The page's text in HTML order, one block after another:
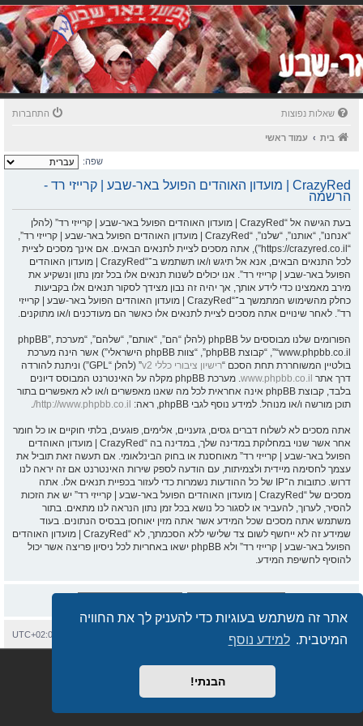
אתר זה משתמש בעוגיות כדי להעניק לך את החוויה
המיטבית. למידע נוסף
הבנתי!
שאלות נפוצות התחברות
בית עמוד ראשי
שפה:
CrazyRed | מועדון האוהדים הפועל באר-שבע | קרייזי רד -
הרשמה
בעת הגישה אל “CrazyRed | מועדון האוהדים הפועל באר-שבע | קרייזי רד” (להלן
“אנחנו”, “אותנו”, “שלנו”, “CrazyRed | מועדון האוהדים הפועל באר-שבע | קרייזי רד”,
“https://crazyred.co.il”), אתה מסכים לציית לתנאים הבאים. אם אינך מסכים לציית
לכל התנאים הבאים, אנא אל תיגש ו/או תשתמש ב־“CrazyRed | מועדון האוהדים
הפועל באר-שבע | קרייזי רד”. אנו יכולים לשנות תנאים אלו בכל זמן נתון ונשקיע את
מירב מאמצינו כדי לידע אותך, אך יהיה זה נבון מצידך לסקור תנאים אלו בקביעות
כחלק מהשימוש המתמשך ב־“CrazyRed | מועדון האוהדים הפועל באר-שבע | קרייזי
רד”. לאחר שינויים אתה מסכים לציית לתנאים אלו כאשר הם מעודכנים ו/או מתוקנים.
הפורומים שלנו מבוססים על phpBB (להלן “הם”, “אותם”, “שלהם”, “מערכת phpBB”,
“www.phpbb.co.il”, “קבוצת phpBB”, “צוות phpBB הישראלי”) אשר הינה מערכת
בולטיין המשוחררת תחת הסכם “רישיון ציבורי כללי v2
” (להלן “GPL”) וניתנת להורדה
דרך אתר www.phpbb.co.il
. מערכת phpBB מקלה על האינטרנט המבוסס דיונים
בלבד, קבוצת phpBB אינה אחראית לכל מה שאנו מאפשרים ו/או לא מאפשרים בתור
תוכן מורשה ו/או מנוהל. למידע נוסף לגבי phpBB, ראה:
http://www.phpbb.co.il/
.
אתה מסכים לא לשלוח דברים גסים, גזעניים, אלימים, פוגעים, בלתי חוקיים או כל חומר
אחר אשר שנוי במחלוקת במדינה שלך, במדינה בה “CrazyRed | מועדון האוהדים
הפועל באר-שבע | קרייזי רד” מאוחסנת או בחוק הבינלאומי. אם תעשה זאת תוביל את
עצמך לחסימה מיידית ולצמיתות, עם הודעה לספק שירות האינטרנט אם זה יראה לנו
דרוש. כתובות ה־IP של כל ההודעות נשמרות כדי לעזור בכפיית תנאים אלו. אתה
מסכים של “CrazyRed | מועדון האוהדים הפועל באר-שבע | קרייזי רד” יש את הזכות
להסיר, לערוך, להעביר או לסגור כל נושא בכל זמן נתון הנראה לנו מתאים. בתור
משתמש אתה מסכים שכל המידע אשר אתה מזין יאוחסן בבסיס הנתונים. בעוד
שמידע זה לא ייחשף לשום צד שלישי ללא הסכמתך, לא “CrazyRed | מועדון האוהדים
הפועל באר-שבע | קרייזי רד” ולא phpBB ישאו באחריות לכל ניסיון פריצה אשר יכול
להוסיף לחשיפת המידע.
בית עמוד ראשי UTC+02:00 יצירת קשר
מופעל על ידיphpBB
® Forum Software © phpBB Limited